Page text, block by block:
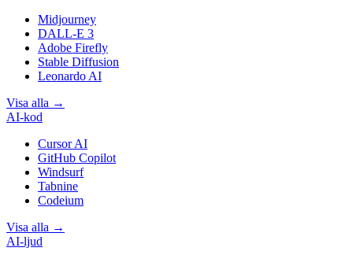
Midjourney
DALL-E 3
Adobe Firefly
Stable Diffusion
Leonardo AI
Visa alla →
AI-kod
Cursor AI
GitHub Copilot
Windsurf
Tabnine
Codeium
Visa alla →
AI-ljud